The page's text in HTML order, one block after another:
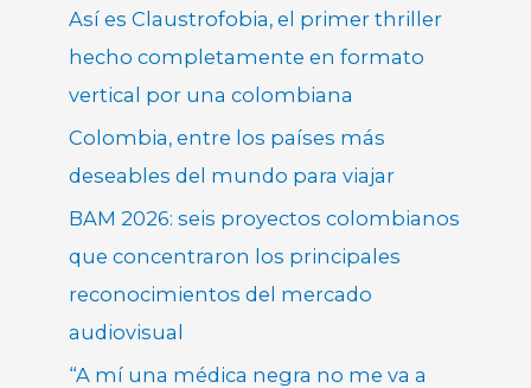
Así es Claustrofobia, el primer thriller
hecho completamente en formato
vertical por una colombiana
Colombia, entre los países más
deseables del mundo para viajar
BAM 2026: seis proyectos colombianos
que concentraron los principales
reconocimientos del mercado
audiovisual
“A mí una médica negra no me va a